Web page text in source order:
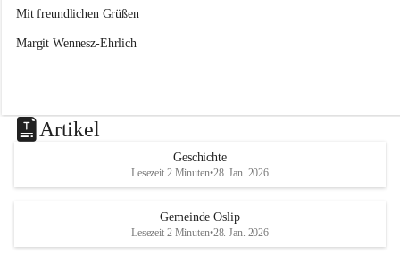
Mit freundlichen Grüßen
Margit Wennesz-Ehrlich
Artikel
Geschichte
Lesezeit 2 Minuten•28. Jan. 2026
Gemeinde Oslip
Lesezeit 2 Minuten•28. Jan. 2026